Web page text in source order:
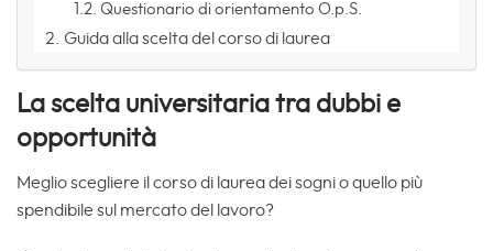
Questionario di orientamento O.p.S.
Guida alla scelta del corso di laurea
La scelta universitaria tra dubbi e
opportunità
Meglio scegliere il corso di laurea dei sogni o quello più
spendibile sul mercato del lavoro?